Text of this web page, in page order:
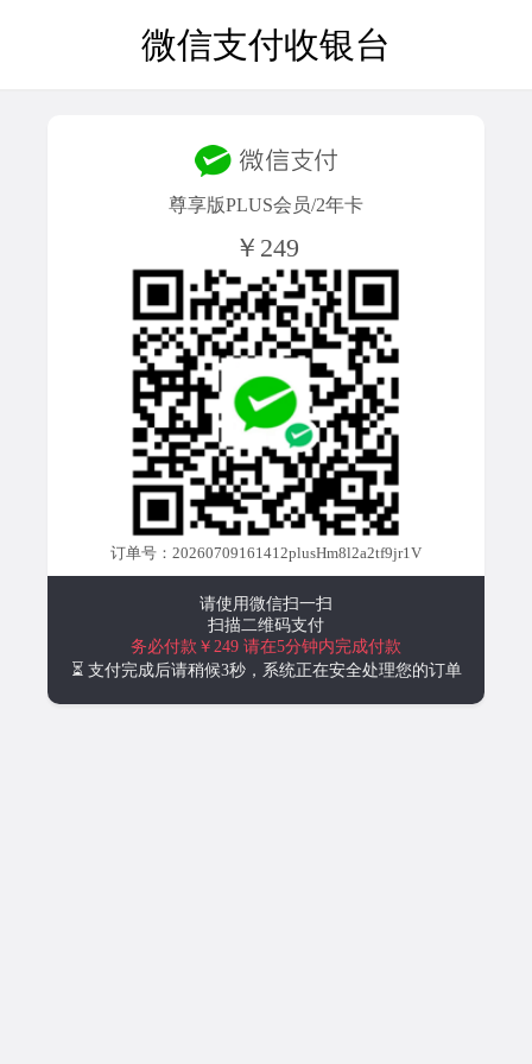
微信支付收银台
尊享版PLUS会员/2年卡
￥249
订单号：20260709161412plusHm8l2a2tf9jr1V
请使用微信扫一扫
扫描二维码支付
务必付款￥249 请在5分钟内完成付款
⏳ 支付完成后请稍候3秒，系统正在安全处理您的订单